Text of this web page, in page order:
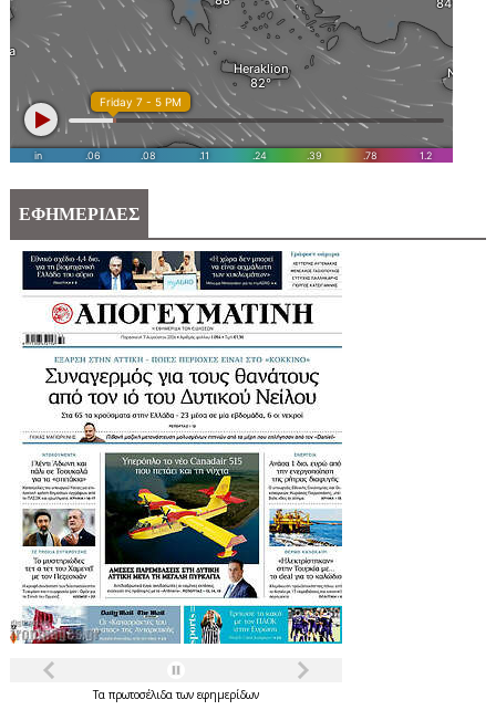
ΕΦΗΜΕΡΙΔΕΣ
Τα πρωτοσέλιδατων εφημερίδων